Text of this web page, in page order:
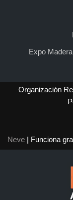
Expo
Organización
Neve | Funciona